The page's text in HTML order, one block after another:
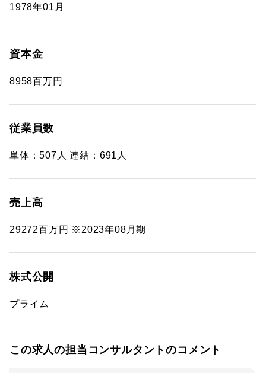
1978年01月
資本金
8958百万円
従業員数
単体：507人 連結：691人
売上高
29272百万円 ※2023年08月期
株式公開
プライム
この求人の担当コンサルタントのコメント